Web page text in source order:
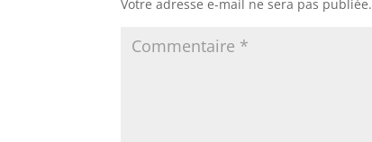
Votre adresse e-mail ne sera pas publiée.